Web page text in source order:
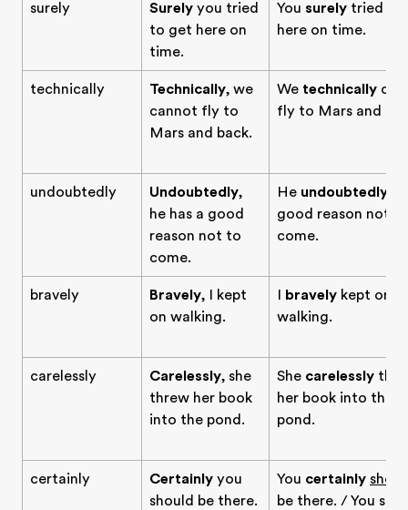
surely Surely you tried
to get here on
time.
You surely tried to
here on time.
technically Technically, we
cannot fly to
Mars and back.
We technically
fly to Mars and
undoubtedly Undoubtedly,
he has a good
reason not to
come.
He undoubtedly
good reason not to
come.
bravely Bravely, I kept
on walking.
I bravely kept on
walking.
carelessly Carelessly, she
threw her book
into the pond.
She carelessly
her book into the
pond.
certainly Certainly you
should be there.
You certainly
be there. / You